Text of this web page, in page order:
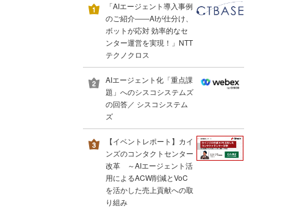
「AIエージェント導入事例
のご紹介――AIが仕分け、
ボットが応対 効率的なセ
ンター運営を実現！」NTT
テクノクロス
AIエージェント化「重点課
題」へのシスコシステムズ
の回答／ シスコシステム
ズ
【イベントレポート】カイ
ンズのコンタクトセンター
改革 ～AIエージェント活
用によるACW削減とVoC
を活かした売上貢献への取
り組み